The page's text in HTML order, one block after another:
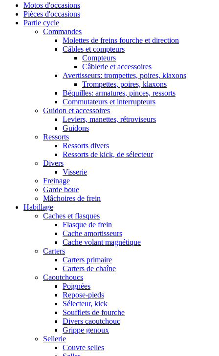
Motos d'occasions
Pièces d'occasions
Partie cycle
Commandes
Molettes de freins fourche et direction
Câbles et compteurs
Compteurs
Câblerie et accessoires
Avertisseurs: trompettes, poires, klaxons
Trompettes, poires, klaxons
Béquilles: armatures, pinces, ressorts
Commutateurs et interrupteurs
Guidon et accessoires
Leviers, manettes, rétroviseurs
Guidons
Ressorts
Ressorts divers
Ressorts de kick, de sélecteur
Divers
Visserie
Freinage
Garde boue
Mâchoires de frein
Habillage
Caches et flasques
Flasque de frein
Cache amortisseurs
Cache volant magnétique
Carters
Carters primaire
Carters de chaîne
Caoutchoucs
Poignées
Repose-pieds
Sélecteur, kick
Soufflets de fourche
Divers caoutchouc
Grippe genoux
Sellerie
Couvre selles